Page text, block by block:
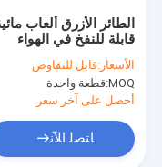
اتصل بنا
أخبار
الحالات
الطائر الأزرق ألعاب
قابلة للنفخ في الهواء
الطلق للبحيرة والمحيط
الأسعار:قابل للتفاوض
MOQ: قطعة واحدة
أحصل على آخر سعر
ﺎﺘﺼﻟ ﺍﻶﻧ